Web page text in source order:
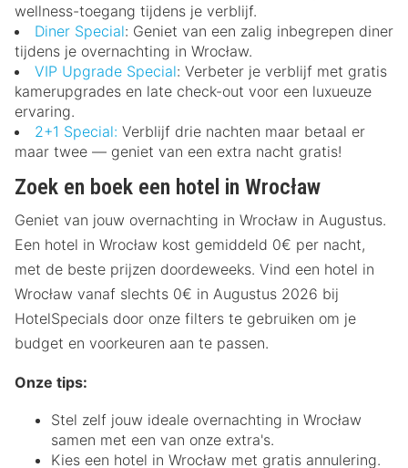
wellness-toegang tijdens je verblijf.
Diner Special: Geniet van een zalig inbegrepen diner
tijdens je overnachting in Wrocław.
VIP Upgrade Special: Verbeter je verblijf met gratis
kamerupgrades en late check-out voor een luxueuze
ervaring.
2+1 Special: Verblijf drie nachten maar betaal er
maar twee — geniet van een extra nacht gratis!
Zoek en boek een hotel in Wrocław
Geniet van jouw overnachting in Wrocław in Augustus.
Een hotel in Wrocław kost gemiddeld 0€ per nacht,
met de beste prijzen doordeweeks. Vind een hotel in
Wrocław vanaf slechts 0€ in Augustus 2026 bij
HotelSpecials door onze filters te gebruiken om je
budget en voorkeuren aan te passen.
Onze tips:
Stel zelf jouw ideale overnachting in Wrocław
samen met een van onze extra's.
Kies een hotel in Wrocław met gratis annulering.